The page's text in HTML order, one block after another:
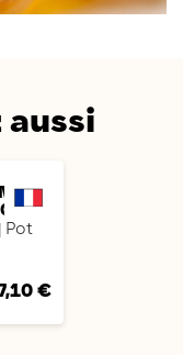
aussi
| Pot
€